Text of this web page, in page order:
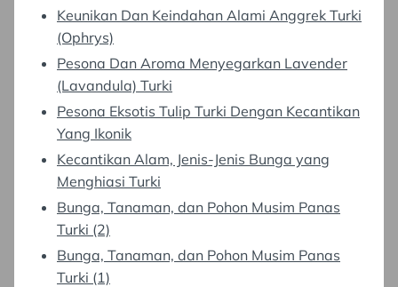
Keunikan Dan Keindahan Alami Anggrek Turki
(Ophrys)
Pesona Dan Aroma Menyegarkan Lavender
(Lavandula) Turki
Pesona Eksotis Tulip Turki Dengan Kecantikan
Yang Ikonik
Kecantikan Alam, Jenis-Jenis Bunga yang
Menghiasi Turki
Bunga, Tanaman, dan Pohon Musim Panas
Turki (2)
Bunga, Tanaman, dan Pohon Musim Panas
Turki (1)